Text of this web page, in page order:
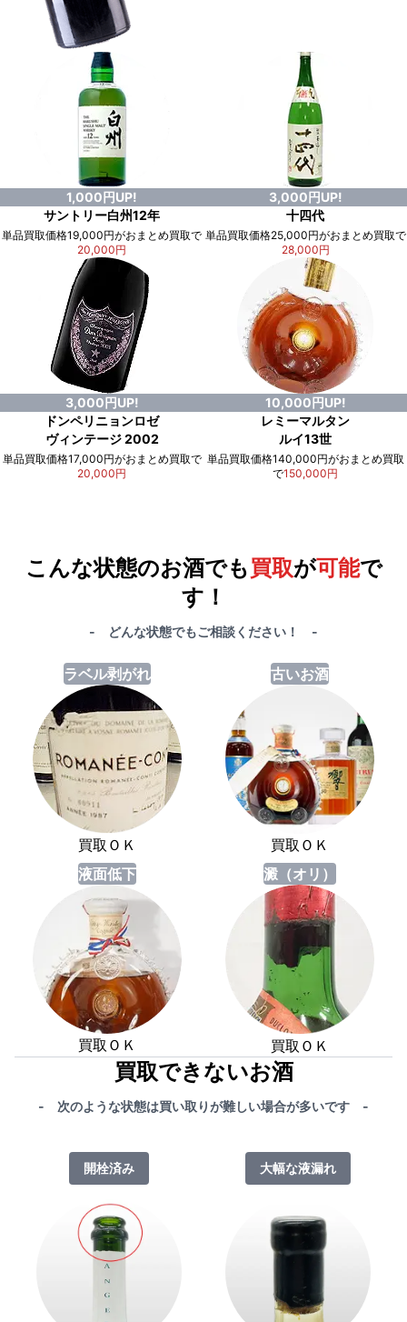
1,000円UP!
サントリー白州12年
単品買取価格19,000円がおまとめ買取で
20,000円
3,000円UP!
十四代
単品買取価格25,000円がおまとめ買取で
28,000円
3,000円UP!
ドンペリニョンロゼ
ヴィンテージ 2002
単品買取価格17,000円がおまとめ買取で
20,000円
10,000円UP!
レミーマルタン
ルイ13世
単品買取価格140,000円がおまとめ買取
で150,000円
こんな状態のお酒でも買取が可能で
す！
- どんな状態でもご相談ください！ -
ラベル剥がれ
買取ＯＫ
古いお酒
買取ＯＫ
液面低下
買取ＯＫ
澱（オリ）
買取ＯＫ
買取できないお酒
- 次のような状態は買い取りが難しい場合が多いです -
開栓済み 大幅な液漏れ